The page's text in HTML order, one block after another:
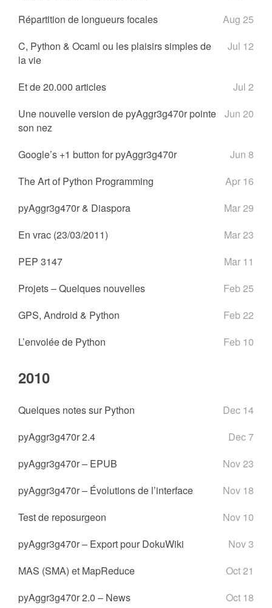
Répartition de longueurs focales
Aug 25
C, Python & Ocaml ou les plaisirs simples de
la vie
Jul 12
Et de 20.000 articles
Jul 2
Une nouvelle version de pyAggr3g470r pointe
son nez
Jun 20
Google’s +1 button for pyAggr3g470r
Jun 8
The Art of Python Programming
Apr 16
pyAggr3g470r & Diaspora
Mar 29
En vrac (23/03/2011)
Mar 23
PEP 3147
Mar 11
Projets – Quelques nouvelles
Feb 25
GPS, Android & Python
Feb 22
L’envolée de Python
Feb 10
2010
Quelques notes sur Python
Dec 14
pyAggr3g470r 2.4
Dec 7
pyAggr3g470r – EPUB
Nov 23
pyAggr3g470r – Évolutions de l’interface
Nov 18
Test de reposurgeon
Nov 10
pyAggr3g470r – Export pour DokuWiki
Nov 3
MAS (SMA) et MapReduce
Oct 21
pyAggr3g470r 2.0 – News
Oct 18